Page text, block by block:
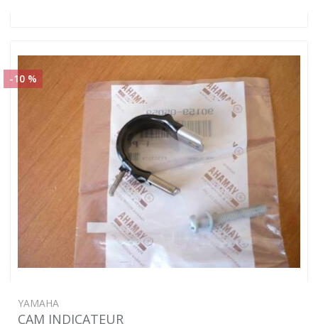
-10 %
YAMAHA
CAM INDICATEUR